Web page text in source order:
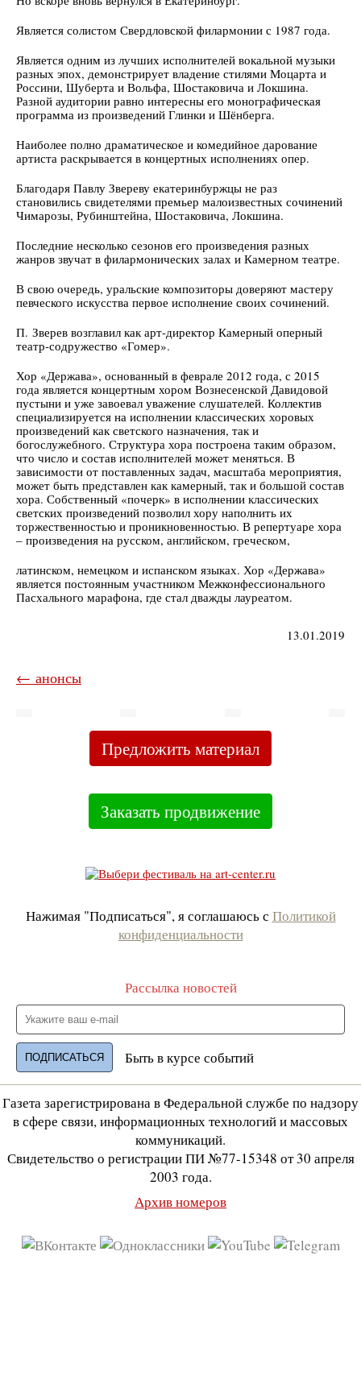
Является солистом Свердловской филармонии с 1987 года.
Является одним из лучших исполнителей вокальной музыки
разных эпох, демонстрирует владение стилями Моцарта и
Россини, Шуберта и Вольфа, Шостаковича и Локшина.
Разной аудитории равно интересны его монографическая
программа из произведений Глинки и Шёнберга.
Наиболее полно драматическое и комедийное дарование
артиста раскрывается в концертных исполнениях опер.
Благодаря Павлу Звереву екатеринбуржцы не раз
становились свидетелями премьер малоизвестных сочинений
Чимарозы, Рубинштейна, Шостаковича, Локшина.
Последние несколько сезонов его произведения разных
жанров звучат в филармонических залах и Камерном театре.
В свою очередь, уральские композиторы доверяют мастеру
певческого искусства первое исполнение своих сочинений.
П. Зверев возглавил как арт-директор Камерный оперный
театр-содружество «Гомер».
Хор «Держава», основанный в феврале 2012 года, с 2015
года является концертным хором Вознесенской Давидовой
пустыни и уже завоевал уважение слушателей. Коллектив
специализируется на исполнении классических хоровых
произведений как светского назначения, так и
богослужебного. Структура хора построена таким образом,
что число и состав исполнителей может меняться. В
зависимости от поставленных задач, масштаба мероприятия,
может быть представлен как камерный, так и большой состав
хора. Собственный «почерк» в исполнении классических
светских произведений позволил хору наполнить их
торжественностью и проникновенностью. В репертуаре хора
– произведения на русском, английском, греческом,
латинском, немецком и испанском языках. Хор «Держава»
является постоянным участником Межконфессионального
Пасхального марафона, где стал дважды лауреатом.
13.01.2019
← анонсы
Предложить материал
Заказать продвижение
Нажимая "Подписаться", я соглашаюсь с Политикой
конфиденциальности
Рассылка новостей
Быть в курсе событий
Газета зарегистрирована в Федеральной службе по надзору
в сфере связи, информационных технологий и массовых
коммуникаций.
Свидетельство о регистрации ПИ №77-15348 от 30 апреля
2003 года.
Архив номеров